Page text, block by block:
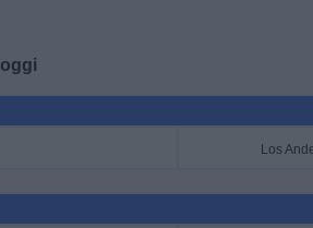
oggi
Los